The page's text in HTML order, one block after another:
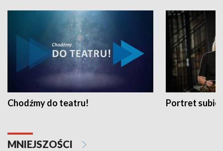
Chodźmy do teatru! Portret
MNIEJSZOŚCI